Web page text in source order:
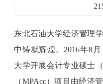
东北石油大学经济管理
中铸就辉煌。2016年8
大学开展会计专业硕士
（MPAcc）项目由经济